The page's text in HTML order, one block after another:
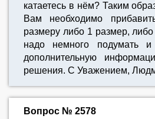
катаетесь в нём? Таким
Вам необходимо
размеру либо 1 размер,
надо немного подумать
дополнительную
решения. С Уважением,
Вопрос № 2578